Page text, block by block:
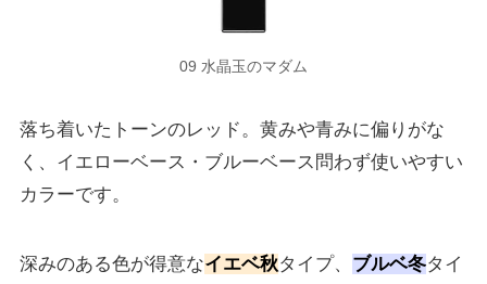
09 水晶玉のマダム
落ち着いたトーンのレッド。黄みや青みに偏りがな
く、イエローベース・ブルーベース問わず使いやすい
カラーです。
深みのある色が得意なイエベ秋タイプ、 ブルベ冬タイ